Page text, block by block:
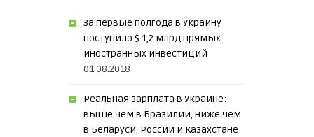
За первые полгода в Украину
поступило $ 1,2 млрд прямых
иностранных инвестиций
01.08.2018
Реальная зарплата в Украине:
выше чем в Бразилии, ниже чем
в Беларуси, России и Казахстане